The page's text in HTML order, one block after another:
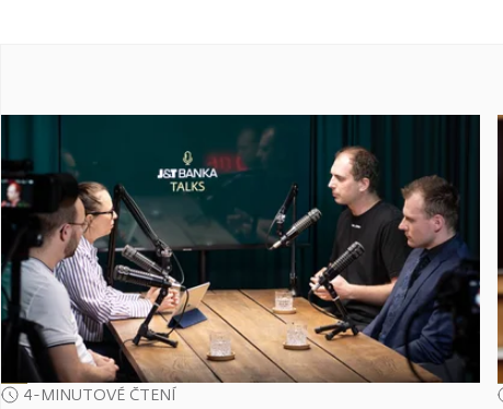
4-MINUTOVÉ ČTENÍ